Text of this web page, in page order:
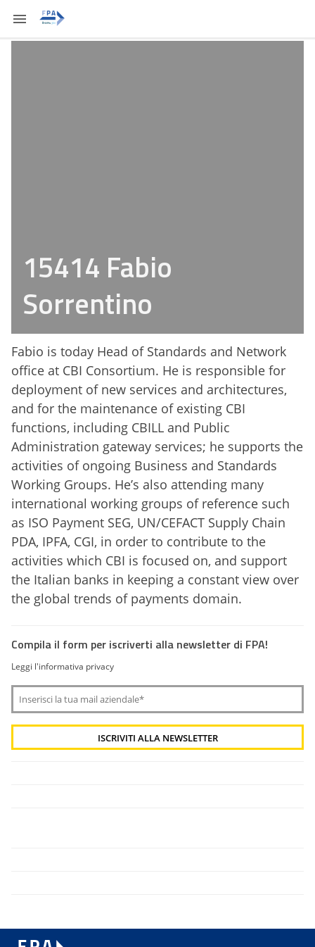
15414 Fabio
Sorrentino
Fabio is today Head of Standards and Network
office at CBI Consortium. He is responsible for
deployment of new services and architectures,
and for the maintenance of existing CBI
functions, including CBILL and Public
Administration gateway services; he supports the
activities of ongoing Business and Standards
Working Groups. He’s also attending many
international working groups of reference such
as ISO Payment SEG, UN/CEFACT Supply Chain
PDA, IPFA, CGI, in order to contribute to the
activities which CBI is focused on, and support
the Italian banks in keeping a constant view over
the global trends of payments domain.
Compila il form per iscriverti alla newsletter di FPA!
Leggi l'informativa privacy